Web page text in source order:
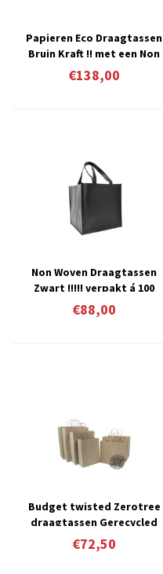
Papieren Eco Draagtassen
Bruin Kraft !! met een Non
Woven Binnenvoering !
Verpakt á 100 stuks vanaf
€138,00
Non Woven Draagtassen
Zwart !!!!! verpakt á 100
stuks vanaf € 0,88 per stuk
€88,00
Budget twisted Zerotree
draagtassen Gerecycled
graspapier verpakt á 250
stuks vanaf € 0,29 per stuk
€72,50